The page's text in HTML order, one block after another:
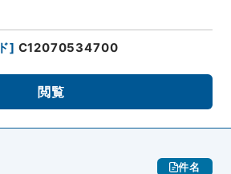
] C12070534700
閲覧
件名